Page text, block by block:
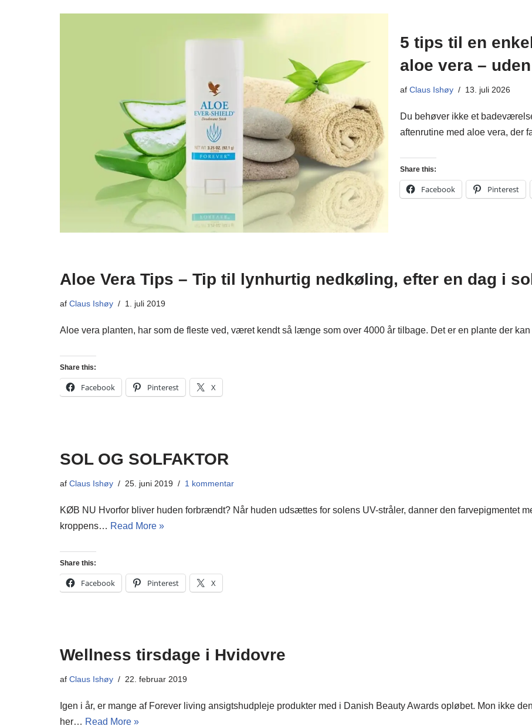
5 tips til en
aloe vera –
af Claus Ishøy 13. juli 2026
Du behøver ikke et
aftenrutine med aloe vera, der
Share this:
Facebook Pinterest
Aloe Vera Tips – Tip til lynhurtig nedkøling, efter en dag i
af Claus Ishøy 1. juli 2019
Aloe vera planten, har som de fleste ved, været kendt så længe som over 4000 år tilbage. Det er en plante der
Share this:
Facebook Pinterest X
SOL OG SOLFAKTOR
af Claus Ishøy 25. juni 2019 1 kommentar
KØB NU Hvorfor bliver huden forbrændt? Når huden udsættes for solens UV-stråler, danner den farvepigmentet
kroppens… Read More »
Share this:
Facebook Pinterest X
Wellness tirsdage i Hvidovre
af Claus Ishøy 22. februar 2019
Igen i år, er mange af Forever living ansigtshudpleje produkter med i Danish Beauty Awards opløbet. Mon ikke
her… Read More »